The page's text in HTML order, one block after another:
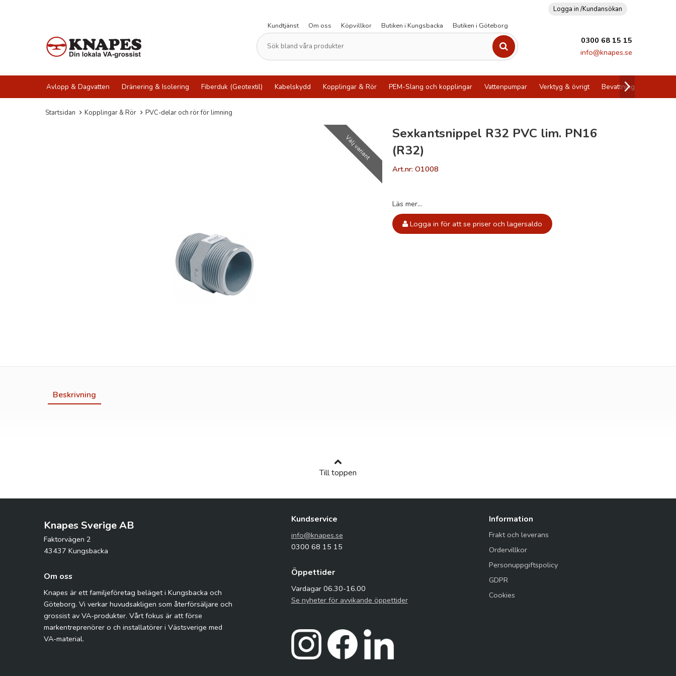
Logga in /Kundansökan
Kundtjänst
Om oss Köpvillkor Butiken i Kungsbacka Butiken i Göteborg
0300 68 15 15
info@knapes.se
Avlopp & Dagvatten Dränering & Isolering Fiberduk (Geotextil) Kabelskydd Kopplingar & Rör PEM-Slang och kopplingar Vattenpumpar Verktyg & övrigt Bevattning
Startsidan Kopplingar & Rör PVC-delar och rör för limning
Välj variant
Sexkantsnippel R32 PVC lim. PN16
(R32)
Art.nr: O1008
Läs mer...
Logga in för att se priser och lagersaldo
Beskrivning
Till toppen
Knapes Sverige AB
Faktorvägen 2
43437 Kungsbacka
Om oss
Knapes är ett familjeföretag beläget i Kungsbacka och
Göteborg. Vi verkar huvudsakligen som återförsäljare och
grossist av VA-produkter. Vårt fokus är att förse
markentreprenörer o ch installatörer i Västsverige med
VA-material.
Kundservice
info@knapes.se
0300 68 15 15
Öppettider
Vardagar 06.30-16.00
Se nyheter för avvikande öppettider
Information
Frakt och leverans
Ordervillkor
Personuppgiftspolicy
GDPR
Cookies